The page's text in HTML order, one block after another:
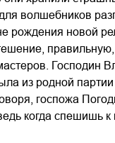
волшебников
рождения новой
Господин
из родной
госпожа
когда спешишь